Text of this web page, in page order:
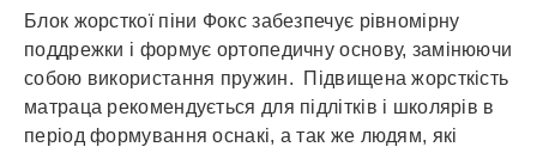
Блок жорсткої піни Фокс забезпечує рівномірну
поддрежки і формує ортопедичну основу, замінюючи
собою використання пружин. Підвищена жорсткість
матраца рекомендується для підлітків і школярів в
період формування оснакі, а так же людям, які